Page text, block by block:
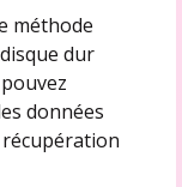
méthode
dur
données